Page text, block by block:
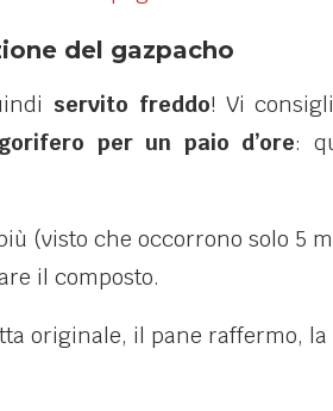
del gazpacho
servito freddo! Vi
per un paio d’ore:
(visto che occorrono solo 5
il composto.
originale, il pane raffermo,